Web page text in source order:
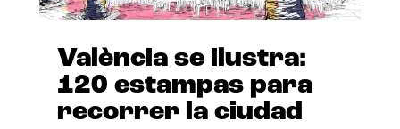
València se ilustra:
120 estampas para
recorrer la ciudad